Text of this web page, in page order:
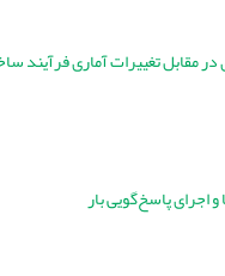
اجرای پاسخ‌گویی بار